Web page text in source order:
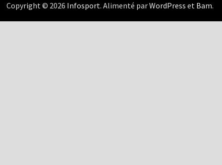
Copyright © 2026 Infosport. Alimenté parWordPress et Bam.